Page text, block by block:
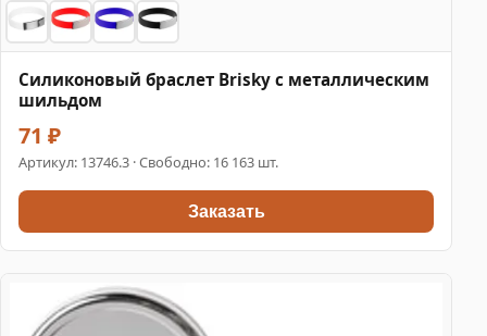
Силиконовый браслет Brisky с металлическим
шильдом
71 ₽
Артикул: 13746.3 · Свободно: 16 163 шт.
Заказать